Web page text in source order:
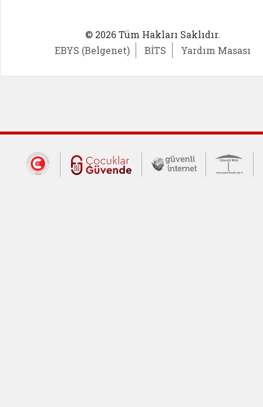
© 2026 Tüm Hakları Saklıdır.
EBYS (Belgenet)
BİTS Yardım Masası
Dış Bağlantılar
Cumhurbaşkanlığı İletişim Merkezi
Çocuklar Güvende (yeni
Güvenli